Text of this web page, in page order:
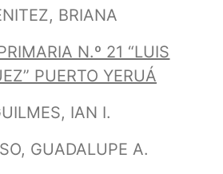
BRIANA
N.º 21 “LUIS
PUERTO YERUÁ
IAN I.
GUADALUPE A.